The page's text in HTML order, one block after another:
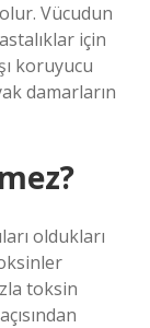
olur. Vücudun
için
koruyucu
damarların
oldukları
toksin